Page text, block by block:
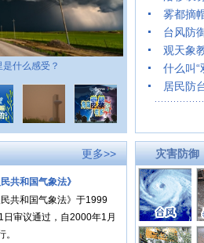
什么感受？
更多>>
民共和国气象法》
民共和国气象法》于1999
日审议通过，自2000年1月
。
雾都摘
台风防
观天象
什么叫“
居民防
中央
灾害防御